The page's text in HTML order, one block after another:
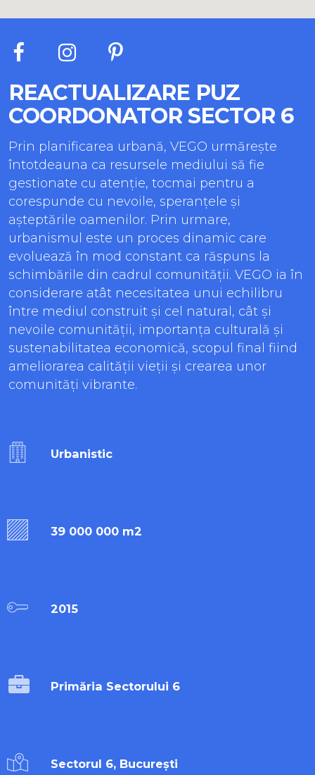
REACTUALIZARE PUZ
COORDONATOR SECTOR 6
Prin planificarea urbană, VEGO urmărește
întotdeauna ca resursele mediului să fie
gestionate cu atenție, tocmai pentru a
corespunde cu nevoile, speranțele și
așteptările oamenilor. Prin urmare,
urbanismul este un proces dinamic care
evoluează în mod constant ca răspuns la
schimbările din cadrul comunității. VEGO ia în
considerare atât necesitatea unui echilibru
între mediul construit și cel natural, cât și
nevoile comunității, importanța culturală și
sustenabilitatea economică, scopul final fiind
ameliorarea calității vieții și crearea unor
comunități vibrante.
Urbanistic
39 000 000 m2
2015
Primăria Sectorului 6
Sectorul 6, București